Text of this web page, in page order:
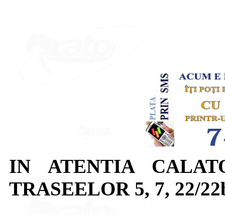
IN ATENTIA
TRASEELOR 5, 7, 22/